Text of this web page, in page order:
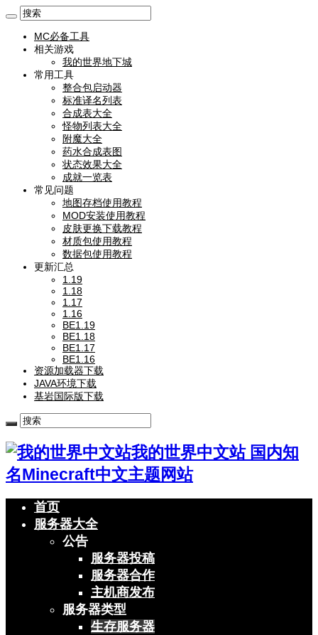
MC必备工具
相关游戏
我的世界地下城
常用工具
整合包启动器
标准译名列表
合成表大全
怪物列表大全
附魔大全
药水合成表图
状态效果大全
成就一览表
常见问题
地图存档使用教程
MOD安装使用教程
皮肤更换下载教程
材质包使用教程
数据包使用教程
更新汇总
1.19
1.18
1.17
1.16
BE1.19
BE1.18
BE1.17
BE1.16
资源加载器下载
JAVA环境下载
基岩国际版下载
我的世界中文站 国内知
名Minecraft中文主题网站
首页
服务器大全
公告
服务器投稿
服务器合作
主机商发布
服务器类型
生存服务器